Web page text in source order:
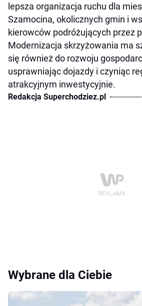
lepsza organizacja ruchu dla
Szamocina, okolicznych gmin i
kierowców podróżujących przez
Modernizacja skrzyżowania ma
się również do rozwoju
usprawniając dojazdy i czyniąc
atrakcyjnym inwestycyjnie.
Redakcja Superchodziez.pl
Wybrane dla Ciebie